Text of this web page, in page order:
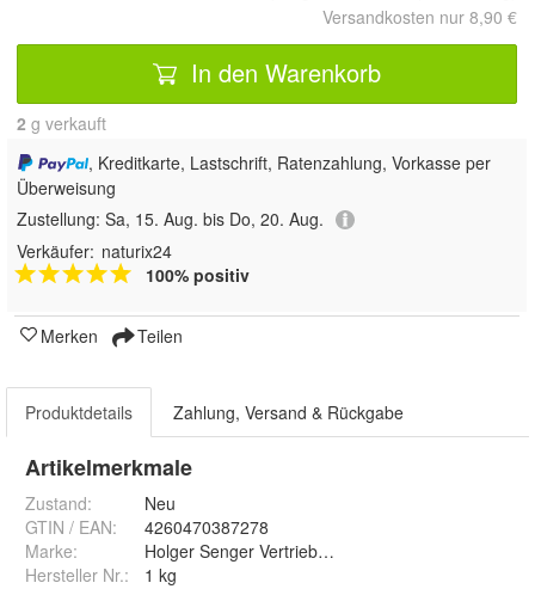
Versandkosten nur 8,90 €
In den Warenkorb
2 g verkauft
, Kreditkarte, Lastschrift, Ratenzahlung, Vorkasse per
Überweisung
Zustellung: Sa, 15. Aug. bis Do, 20. Aug.
Verkäufer: naturix24
100% positiv
Merken Teilen
Produktdetails Zahlung, Versand & Rückgabe
Artikelmerkmale
Zustand:
Neu
GTIN / EAN:
4260470387278
Marke:
Holger Senger Vertrieb von Naturrohstoffen e.K.
Hersteller Nr.:
1 kg